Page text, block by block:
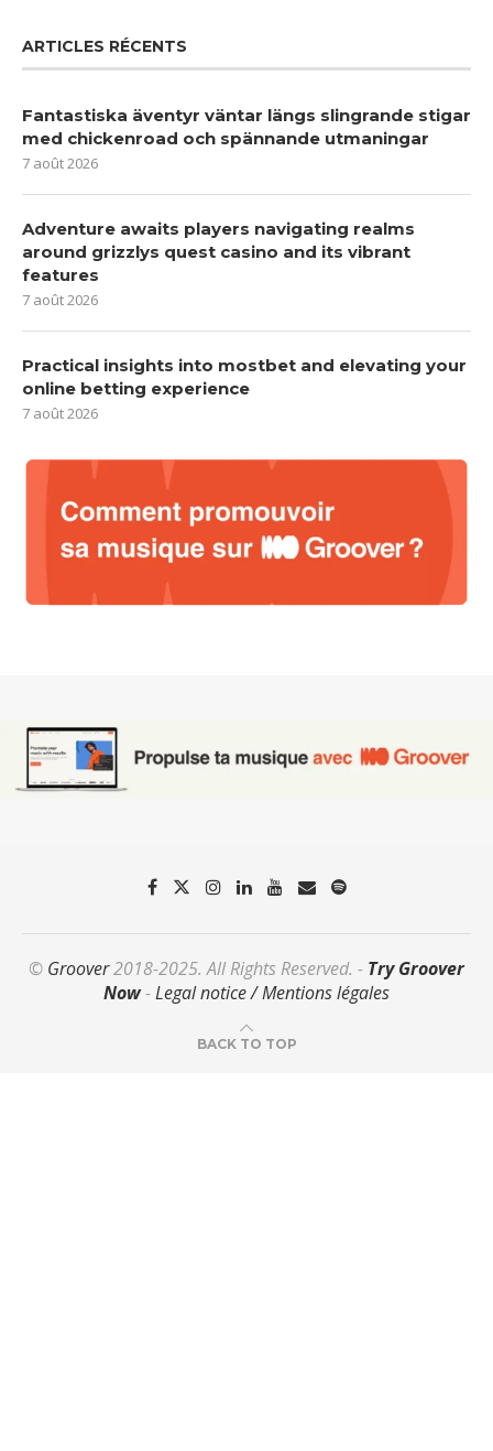
ARTICLES RÉCENTS
Fantastiska äventyr väntar längs slingrande stigar
med chickenroad och spännande utmaningar
7 août 2026
Adventure awaits players navigating realms
around grizzlys quest casino and its vibrant
features
7 août 2026
Practical insights into mostbet and elevating your
online betting experience
7 août 2026
© Groover2018-2025. All Rights Reserved. - Try Groover
Now-Legal notice / Mentions légales
BACK TO TOP